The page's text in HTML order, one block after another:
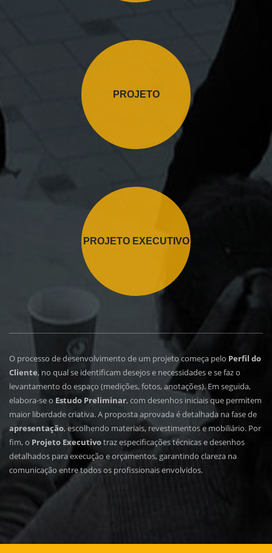
PROJETO
PROJETO EXECUTIVO
O processo de desenvolvimento de um projeto começa pelo Perfil do
Cliente, no qual se identificam desejos e necessidades e se faz o
levantamento do espaço (medições, fotos, anotações). Em seguida,
elabora-se o Estudo Preliminar, com desenhos iniciais que permitem
maior liberdade criativa. A proposta aprovada é detalhada na fase de
apresentação, escolhendo materiais, revestimentos e mobiliário. Por
fim, o Projeto Executivotraz especificações técnicas e desenhos
detalhados para execução e orçamentos, garantindo clareza na
comunicação entre todos os profissionais envolvidos.